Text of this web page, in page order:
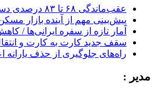
عقب‌ماندگی ۶۸ تا ۸۳ درصدی دستمزد/ گرانی بنزین سفره‌های خالی کارگران را ذوب می‌کند
پیش‌بینی مهم از آینده بازار
آمار تازه از سفره ایرانی‌ها /
سقف جدید کارت به کارت و
راه‌های جلوگیری از حذف یارانه
مدیر :